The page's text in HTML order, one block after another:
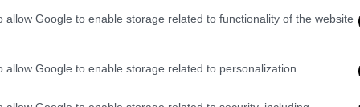
allow Google to enable storage related to functionality of the website
allow Google to enable storage related to personalization.